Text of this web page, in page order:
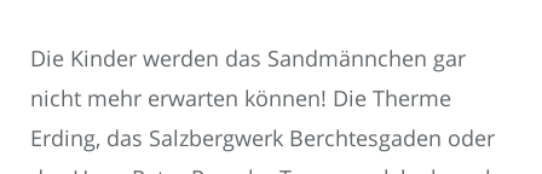
Die Kinder werden das Sandmännchen gar
nicht mehr erwarten können! Die Therme
Erding, das Salzbergwerk Berchtesgaden oder